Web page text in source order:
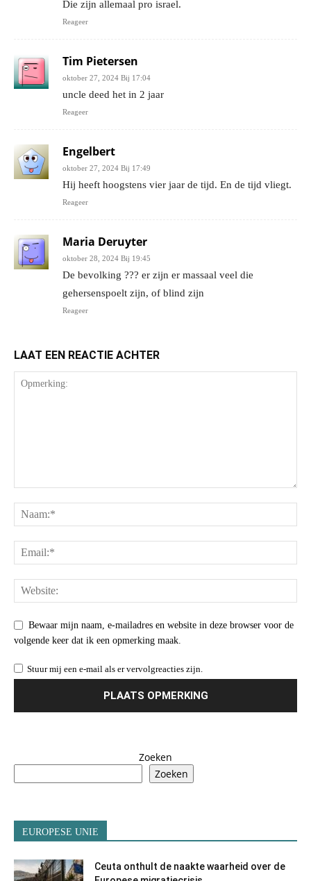
Die zijn allemaal pro israel.
Reageer
Tim Pietersen
oktober 27, 2024 Bij 17:04
uncle deed het in 2 jaar
Reageer
Engelbert
oktober 27, 2024 Bij 17:49
Hij heeft hoogstens vier jaar de tijd. En de tijd vliegt.
Reageer
Maria Deruyter
oktober 28, 2024 Bij 19:45
De bevolking ??? er zijn er massaal veel die
gehersenspoelt zijn, of blind zijn
Reageer
LAAT EEN REACTIE ACHTER
Bewaar mijn naam, e-mailadres en website in deze browser voor de
volgende keer dat ik een opmerking maak.
Stuur mij een e-mail als er vervolgreacties zijn.
Zoeken
Zoeken
EUROPESE UNIE
Ceuta onthult de naakte waarheid over de